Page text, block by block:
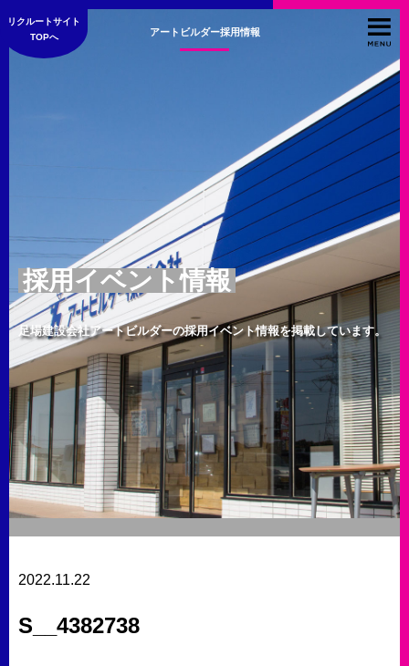
リクルートサイト
TOPへ
アートビルダー採用情報
採用イベント情報
足場建設会社アートビルダーの採用イベント情報を掲載しています。
2022.11.22
S__4382738